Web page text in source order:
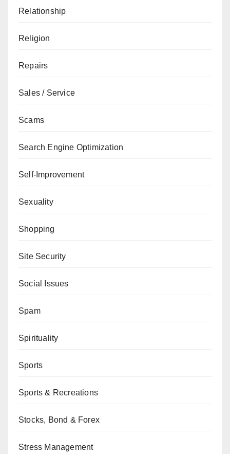
Relationship
Religion
Repairs
Sales / Service
Scams
Search Engine Optimization
Self-Improvement
Sexuality
Shopping
Site Security
Social Issues
Spam
Spirituality
Sports
Sports & Recreations
Stocks, Bond & Forex
Stress Management